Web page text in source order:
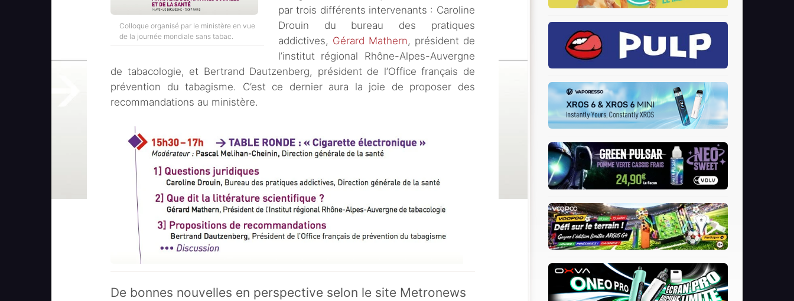
Colloque organisé par le ministère en vue
de la journée mondiale sans tabac.
par trois différents intervenants : Caroline
Drouin du bureau des pratiques
addictives, Gérard Mathern, président de
l’institut régional Rhône-Alpes-Auvergne
de tabacologie, et Bertrand Dautzenberg, président de l’Office français de
prévention du tabagisme. C’est ce dernier aura la joie de proposer des
recommandations au ministère.
De bonnes nouvelles en perspective selon le site Metronews